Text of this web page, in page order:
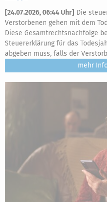
[24.07.2026, 06:44 Uhr] Die
Verstorbenen gehen mit dem
Diese Gesamtrechtsnachfolge
Steuererklärung für das
abgeben muss, falls der
mehr